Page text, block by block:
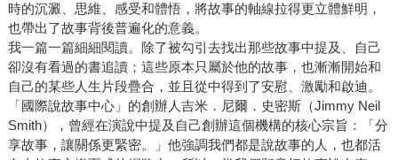
時的沉澱、思維、感受和體悟，將故事的軸線拉得更立體鮮明，
也帶出了故事背後普遍化的意義。
我一篇一篇細細閱讀。除了被勾引去找出那些故事中提及、自己
卻沒有看過的書追讀；這些原本只屬於他的故事，也漸漸開始和
自己的某些人生片段疊合，並且從中得到了安慰、激勵和啟迪。
「國際說故事中心」的創辦人吉米．尼爾．史密斯（Jimmy Neil
Smith），曾經在演說中提及自己創辦這個機構的核心宗旨：「分
享故事，讓關係更緊密。」他強調我們都是說故事的人，也都活